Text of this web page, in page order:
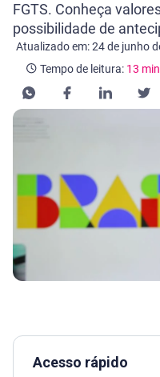
FGTS. Conheça
possibilidade de
Atualizado em: 24 de junho
Categoria Educação
Tempo de leitura: 13
Tempo de leitura: 13
Acesso rápido